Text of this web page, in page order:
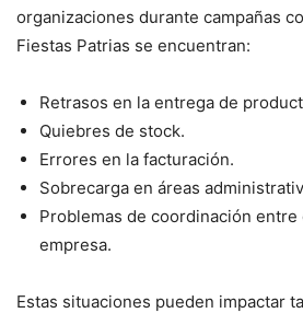
organizaciones durante campañas
Fiestas Patrias se encuentran:
Retrasos en la entrega de
Quiebres de stock.
Errores en la facturación.
Sobrecarga en áreas
Problemas de coordinación
empresa.
Estas situaciones pueden impactar